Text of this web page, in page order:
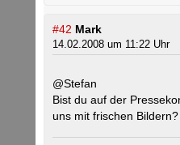
#42 Mark
14.02.2008 um 11:22 Uhr
@Stefan
Bist du auf der
uns mit frischen Bildern?